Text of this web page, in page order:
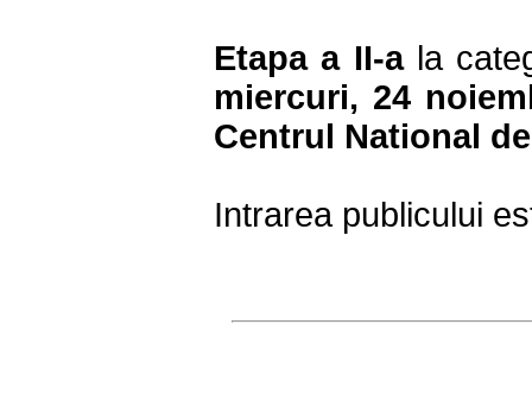
Etapa a II-ala
miercuri, 24
Centrul National
Intrarea publicului